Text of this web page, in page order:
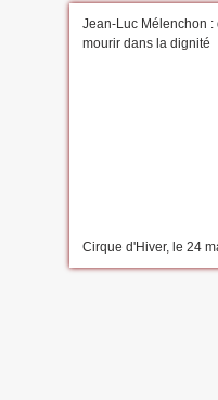
Jean-Luc Mélenchon :
mourir dans la dignité
Cirque d'Hiver, le 24